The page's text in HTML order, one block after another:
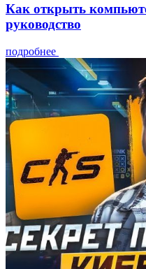
Как открыть
руководство
подробнее